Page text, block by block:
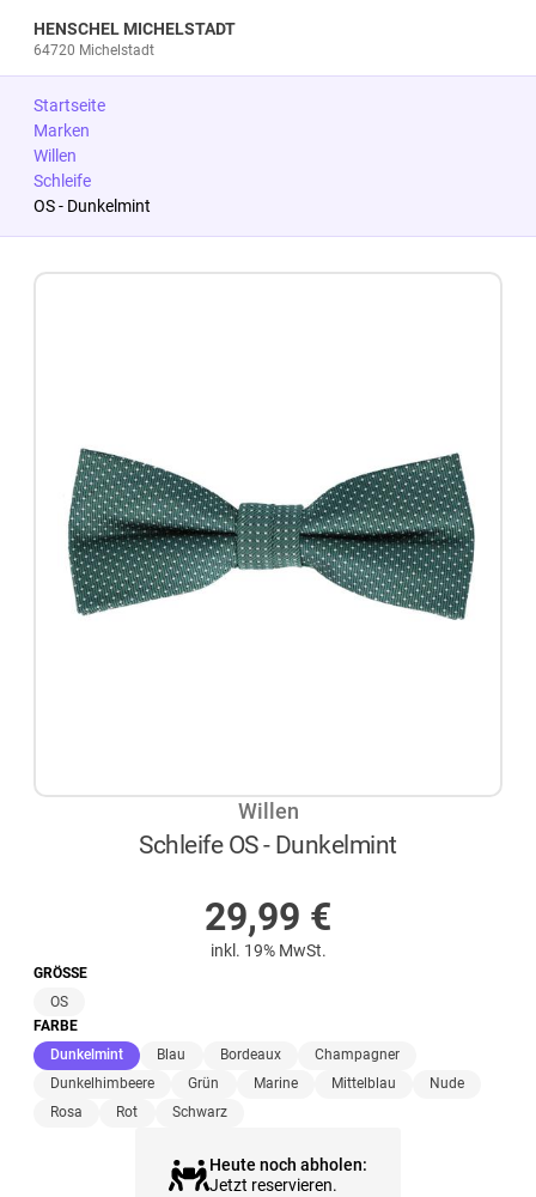
HENSCHEL MICHELSTADT
64720 Michelstadt
Startseite
Marken
Willen
Schleife
OS - Dunkelmint
Willen
Schleife OS - Dunkelmint
29,99 €
inkl. 19% MwSt.
GRÖSSE
OS
FARBE
Dunkelmint(ausgewählt)
Blau Bordeaux
Champagner
Dunkelhimbeere
Grün Marine Mittelblau
Nude
Rosa
Rot Schwarz
Heute noch abholen:
Jetzt reservieren.